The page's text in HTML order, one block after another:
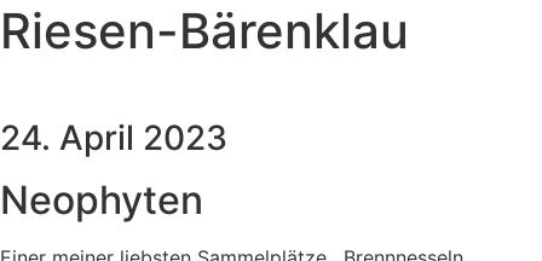
Riesen-Bärenklau
24. April 2023
Neophyten